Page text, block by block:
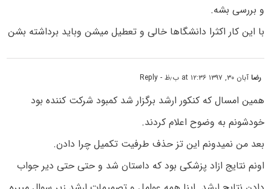
و بررسی بشه.
با این کار اکثرا دانشگاها خالی و تعطیل میشن وباید برداشته بشن
رضاآبان ۳۰, ۱۳۹۷ at ۱۲:۳۶ ب٫ظ - Reply
همین امسال که کنکور ارشد برگزار شد کمبود شرکت کننده بود
خودشونم به وضوح اعلام کردند.
بعد من نمیدونم این تز حذف طرفیت تکمیل چرا دادن.
اونم نتایج ازاد پزشکی بود که داستان شد و حتی حتی دیر جواب